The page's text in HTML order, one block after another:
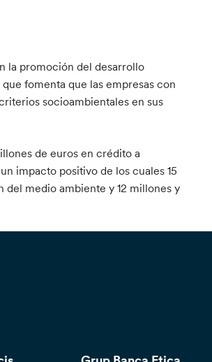
la promoción del desarrollo
fomenta que las empresas con
socioambientales en sus
de euros en crédito a
impacto positivo de los cuales 15
medio ambiente y 12 millones y